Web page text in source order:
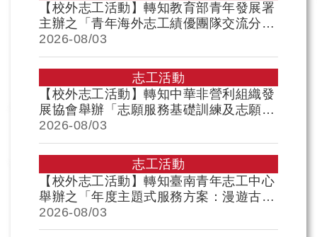
【校外志工活動】轉知教育部青年發展署
主辦之「青年海外志工績優團隊交流分享
會徵選活動」，歡迎本校師生踴躍報名參
加，請 查照
2026-08/03
志工活動
【校外志工活動】轉知中華非營利組織發
展協會舉辦「志願服務基礎訓練及志願服
務特殊訓練-社會福利類」，報名即將於
115年8月3日（星期一）截止，目前尚有
名額，敬請把握時間。歡迎各位同仁及同
學報名參加!
2026-08/03
志工活動
【校外志工活動】轉知臺南青年志工中心
舉辦之「年度主題式服務方案：漫遊古都
走讀在400年後」志工服務及相關培訓，
歡迎各位同學報名參加，請 查照
2026-08/03